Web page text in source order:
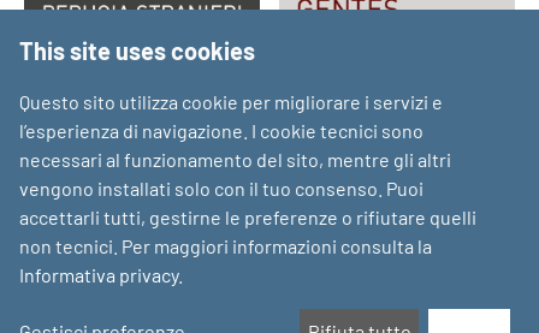
This site uses cookies
Questo sito utilizza cookie per migliorare i servizi e
l’esperienza di navigazione. I cookie tecnici sono
necessari al funzionamento del sito, mentre gli altri
vengono installati solo con il tuo consenso. Puoi
accettarli tutti, gestirne le preferenze o rifiutare quelli
non tecnici. Per maggiori informazioni consulta la
Informativa privacy.